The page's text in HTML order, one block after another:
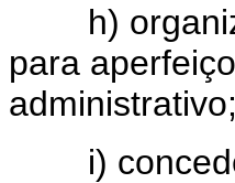
h)
para
administrativo;
i) conceder